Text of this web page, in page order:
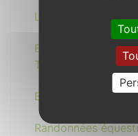
Location de vélos à
Balades féeriques
Tourisme de
Bilan 2015 -
Randonnées